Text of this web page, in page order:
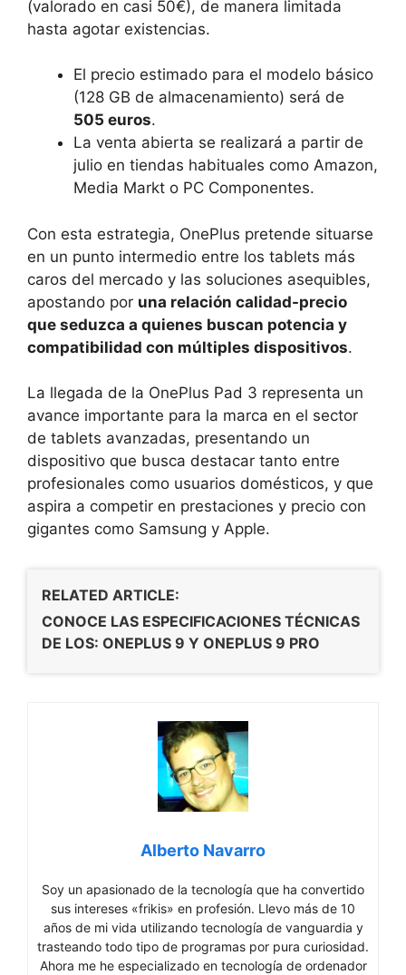
(valorado en casi 50€), de manera limitada
hasta agotar existencias.
El precio estimado para el modelo básico
(128 GB de almacenamiento) será de
505 euros.
La venta abierta se realizará a partir de
julio en tiendas habituales como Amazon,
Media Markt o PC Componentes.
Con esta estrategia, OnePlus pretende situarse
en un punto intermedio entre los tablets más
caros del mercado y las soluciones asequibles,
apostando por una relación calidad-precio
que seduzca a quienes buscan potencia y
compatibilidad con múltiples dispositivos.
La llegada de la OnePlus Pad 3 representa un
avance importante para la marca en el sector
de tablets avanzadas, presentando un
dispositivo que busca destacar tanto entre
profesionales como usuarios domésticos, y que
aspira a competir en prestaciones y precio con
gigantes como Samsung y Apple.
RELATED ARTICLE:
CONOCE LAS ESPECIFICACIONES TÉCNICAS
DE LOS: ONEPLUS 9 Y ONEPLUS 9 PRO
Alberto Navarro
Soy un apasionado de la tecnología que ha convertido
sus intereses «frikis» en profesión. Llevo más de 10
años de mi vida utilizando tecnología de vanguardia y
trasteando todo tipo de programas por pura curiosidad.
Ahora me he especializado en tecnología de ordenador